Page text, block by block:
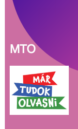
MTO